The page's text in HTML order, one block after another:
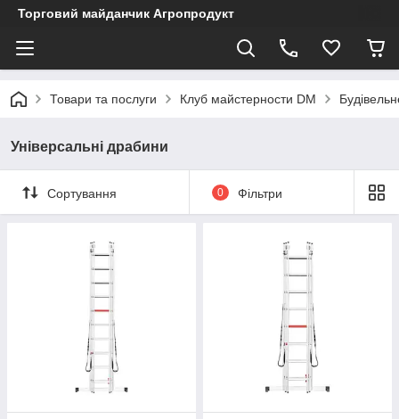
Торговий майданчик Агропродукт
Товари та послуги Клуб майстерности DM
Універсальні драбини
Сортування 0 Фільтри